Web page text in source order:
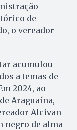
de
o vereador
acumulou
a temas de
2024, ao
Araguaína,
Alcivan
negro de alma